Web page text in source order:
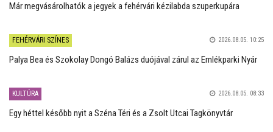
Már megvásárolhatók a jegyek a fehérvári kézilabda szuperkupára
FEHÉRVÁRI SZÍNES 2026.08.05. 10:25
Palya Bea és Szokolay Dongó Balázs duójával zárul az Emlékparki Nyár
KULTÚRA 2026.08.05. 08:33
Egy héttel később nyit a Széna Téri és a Zsolt Utcai Tagkönyvtár